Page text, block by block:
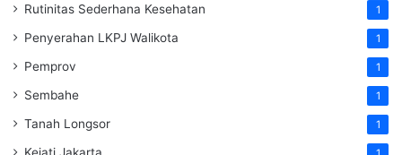
Rutinitas Sederhana Kesehatan 1
Penyerahan LKPJ Walikota 1
Pemprov 1
Sembahe 1
Tanah Longsor 1
Kejati Jakarta